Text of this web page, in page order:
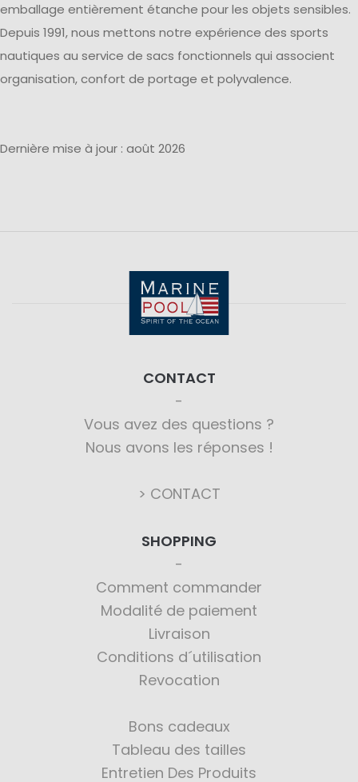
emballage entièrement étanche pour les objets sensibles.
Depuis 1991, nous mettons notre expérience des sports
nautiques au service de sacs fonctionnels qui associent
organisation, confort de portage et polyvalence.
Dernière mise à jour : août 2026
CONTACT
Vous avez des questions ?
Nous avons les réponses !
> CONTACT
SHOPPING
Comment commander
Modalité de paiement
Livraison
Conditions d´utilisation
Revocation
Bons cadeaux
Tableau des tailles
Entretien Des Produits